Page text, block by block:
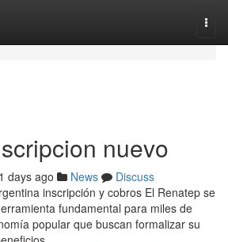
nuevo
days ago News
Discuss
inscripción y cobros El Renatep se
fundamental para miles de
popular que buscan formalizar su